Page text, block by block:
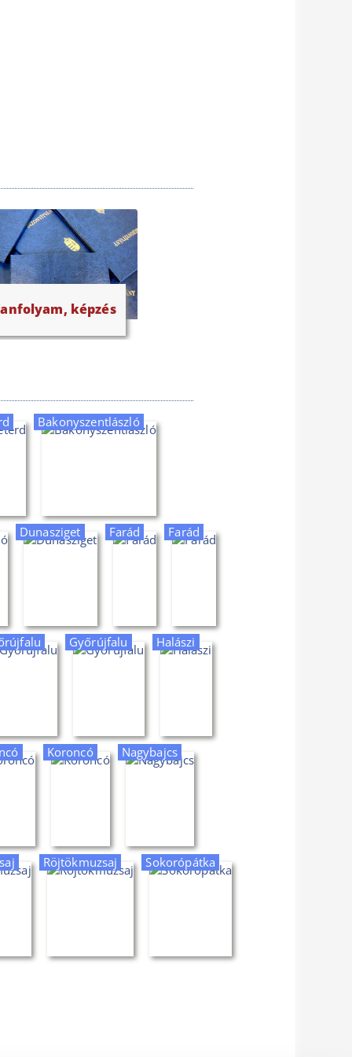
képzés
Bakonyszentlászló
Dunasziget Farád Farád
Győrújfalu Halászi
Koroncó Nagybajcs
Röjtökmuzsaj Sokorópátka